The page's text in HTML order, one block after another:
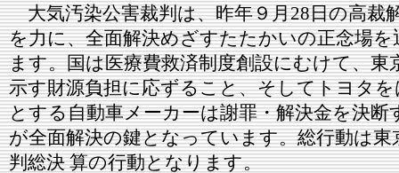
大気汚染公害裁判は、昨年９月28日の高裁
を力に、全面解決めざすたたかいの正念場を
ます。国は医療費救済制度創設にむけて、東
示す財源負担に応ずること、そしてトヨタ
とする自動車メーカーは謝罪・解決金を決断
が全面解決の鍵となっています。総行動は東
判総決 算の行動となります。